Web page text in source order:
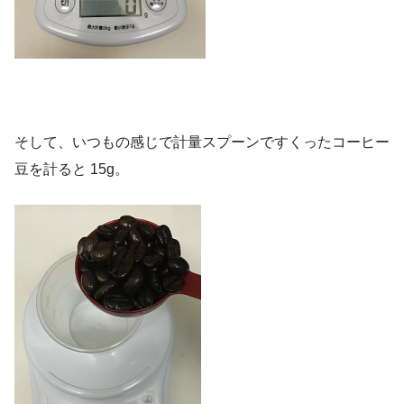
そして、いつもの感じで計量スプーンですくったコーヒー
豆を計ると 15g。